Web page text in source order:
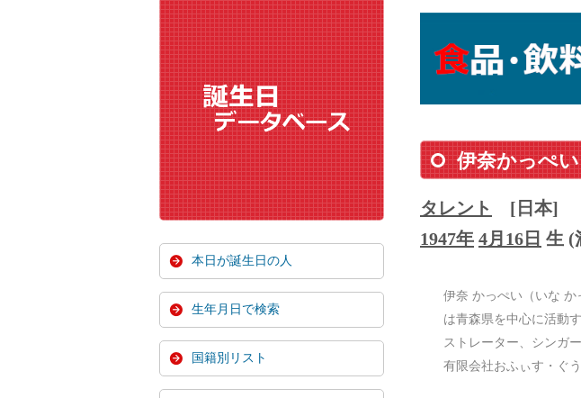
伊奈かっぺい
タレント
[日本]
1947年 4月16日 生 (
伊奈 かっぺい（いな か
は青森県を中心に活動
ストレーター、シンガ
有限会社おふぃす・ぐう
本日が誕生日の人
生年月日で検索
国籍別リスト